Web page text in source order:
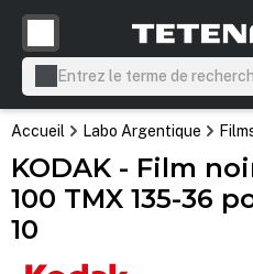
principal
Accueil Labo Argentique
KODAK - Film
100 TMX 135-36
10